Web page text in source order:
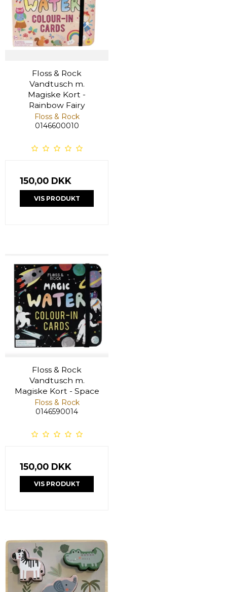
Floss & Rock
Vandtusch m.
Magiske Kort -
Rainbow Fairy
Floss & Rock
0146600010
150,00 DKK
VIS PRODUKT
Floss & Rock
Vandtusch m.
Magiske Kort - Space
Floss & Rock
0146590014
150,00 DKK
VIS PRODUKT